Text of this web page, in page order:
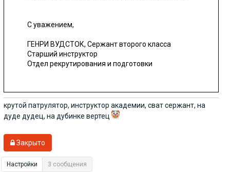
С уважением,
ГЕНРИ ВУДСТОК, Сержант второго класса
Старший инструктор
Отдел рекрутирования и подготовки
крутой патрулятор, инструктор академии, сват сержант, на
дуде дудец, на дубинке вертец
Закрыто
Настройки 3 сообщения